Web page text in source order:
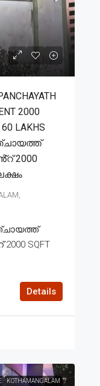
2000
60 LAKHS
2000
SQFT
Details
KOTHAMANGALAM